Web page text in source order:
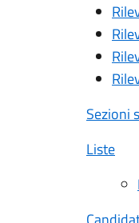
Sezioni
Liste